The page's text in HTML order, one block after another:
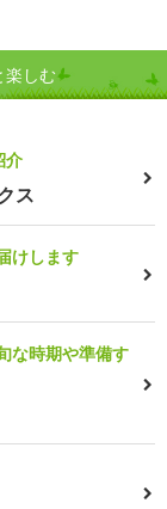
楽しむ
介
ス
けします
な時期や準備す